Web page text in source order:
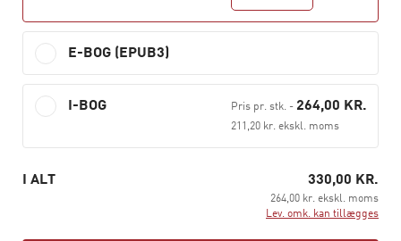
Til bogen hører en række opgaver med vejledende
løsninger.
E-BOG (EPUB3)
I-BOG Pris pr. stk.- 264,00 KR.
211,20 kr. ekskl. moms
I ALT 330,00 KR.
264,00 kr. ekskl. moms
Lev. omk. kan tillægges